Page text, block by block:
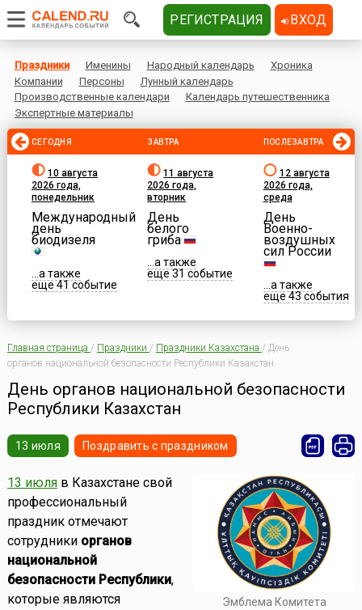
Праздники Именины Народный календарь
Хроника
Компании
Персоны
Лунный календарь
Производственные календари
Календарь путешественника
Экспертные материалы
СЕГОДНЯ
10 августа
2026 года,
понедельник
Международный
день
биодизеля
...а также
еще 41 событие
ЗАВТРА
11 августа
2026 года,
вторник
День
белого
гриба
...а также
еще 31 событие
ПОСЛЕЗАВТРА
12 августа
2026 года,
среда
День
Военно-
воздушных
сил России
...а также
еще 43 события
Главная страница / Праздники / Праздники Казахстана / День
органов национальной безопасности Республики Казахстан
День органов национальной безопасности
Республики Казахстан
13 июля Поздравить с праздником
Эмблема Комитета
13 июляв Казахстане свой
профессиональный
праздник отмечают
сотрудники органов
национальной
безопасности Республики,
которые являются
РЕГИСТРАЦИЯ ВХОД